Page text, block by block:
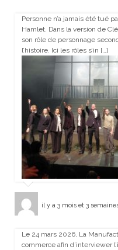
Personne n’a jamais été tué
Hamlet. Dans la version de
son rôle de personnage
l’histoire. Ici les rôles s’in […]
il y a 3 mois et 3
Le 24 mars 2026, La
commerce afin d’interviewer